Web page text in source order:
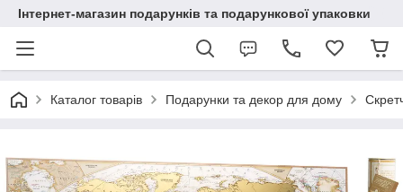
Інтернет-магазин подарунків та подарункової упаковки
Каталог товарів Подарунки та декор для дому